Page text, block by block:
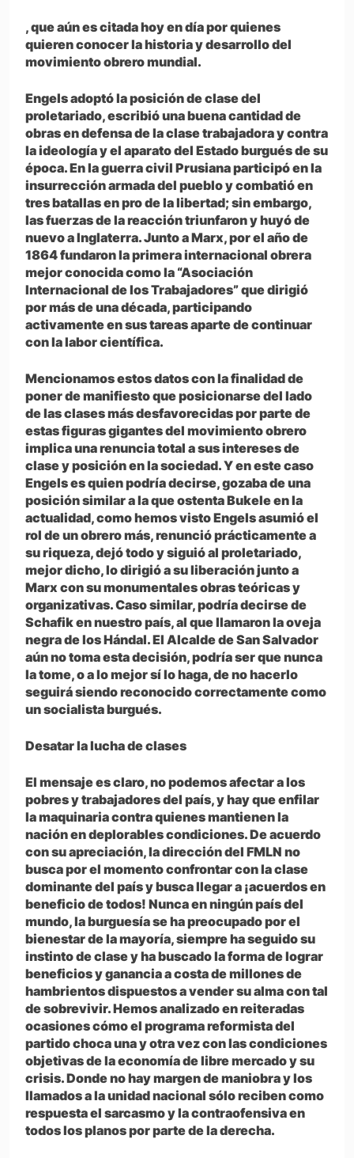
, que aún es citada hoy en día por quienes
quieren conocer la historia y desarrollo del
movimiento obrero mundial.
Engels adoptó la posición de clase del
proletariado, escribió una buena cantidad de
obras en defensa de la clase trabajadora y contra
la ideología y el aparato del Estado burgués de su
época. En la guerra civil Prusiana participó en la
insurrección armada del pueblo y combatió en
tres batallas en pro de la libertad; sin embargo,
las fuerzas de la reacción triunfaron y huyó de
nuevo a Inglaterra. Junto a Marx, por el año de
1864 fundaron la primera internacional obrera
mejor conocida como la “Asociación
Internacional de los Trabajadores” que dirigió
por más de una década, participando
activamente en sus tareas aparte de continuar
con la labor científica.
Mencionamos estos datos con la finalidad de
poner de manifiesto que posicionarse del lado
de las clases más desfavorecidas por parte de
estas figuras gigantes del movimiento obrero
implica una renuncia total a sus intereses de
clase y posición en la sociedad. Y en este caso
Engels es quien podría decirse, gozaba de una
posición similar a la que ostenta Bukele en la
actualidad, como hemos visto Engels asumió el
rol de un obrero más, renunció prácticamente a
su riqueza, dejó todo y siguió al proletariado,
mejor dicho, lo dirigió a su liberación junto a
Marx con su monumentales obras teóricas y
organizativas. Caso similar, podría decirse de
Schafik en nuestro país, al que llamaron la oveja
negra de los Hándal. El Alcalde de San Salvador
aún no toma esta decisión, podría ser que nunca
la tome, o a lo mejor sí lo haga, de no hacerlo
seguirá siendo reconocido correctamente como
un socialista burgués.
Desatar la lucha de clases
El mensaje es claro, no podemos afectar a los
pobres y trabajadores del país, y hay que enfilar
la maquinaria contra quienes mantienen la
nación en deplorables condiciones. De acuerdo
con su apreciación, la dirección del FMLN no
busca por el momento confrontar con la clase
dominante del país y busca llegar a ¡acuerdos en
beneficio de todos! Nunca en ningún país del
mundo, la burguesía se ha preocupado por el
bienestar de la mayoría, siempre ha seguido su
instinto de clase y ha buscado la forma de lograr
beneficios y ganancia a costa de millones de
hambrientos dispuestos a vender su alma con tal
de sobrevivir. Hemos analizado en reiteradas
ocasiones cómo el programa reformista del
partido choca una y otra vez con las condiciones
objetivas de la economía de libre mercado y su
crisis. Donde no hay margen de maniobra y los
llamados a la unidad nacional sólo reciben como
respuesta el sarcasmo y la contraofensiva en
todos los planos por parte de la derecha.